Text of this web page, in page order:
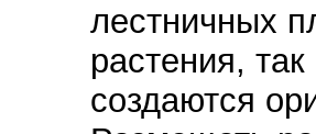
лестничных
растения,
создаются